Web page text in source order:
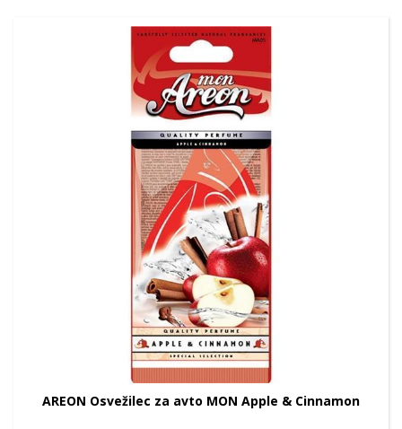
AREON Osvežilec za avto MON Apple & Cinnamon